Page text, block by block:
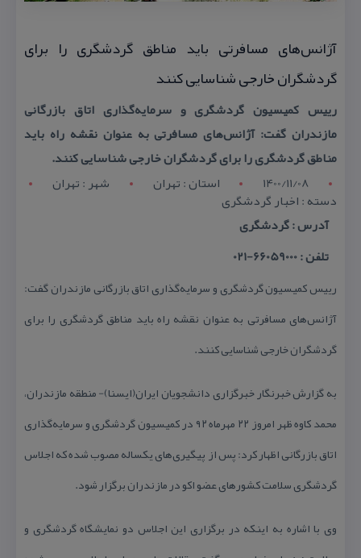
آژانس‌های مسافرتی باید مناطق گردشگری را برای
گردشگران خارجی شناسایی كنند
رییس كمیسیون گردشگری و سرمایه‌گذاری اتاق بازرگانی
مازندران گفت: آژانس‌های مسافرتی به عنوان نقشه راه باید
مناطق گردشگری را برای گردشگران خارجی شناسایی كنند.
1400/11/08
استان : تهران شهر : تهران
دسته : اخبار گردشگری
آدرس : گردشگری
تلفن : 66059000-021
رییس كمیسیون گردشگری و سرمایه‌گذاری اتاق بازرگانی مازندران گفت:
آژانس‌های مسافرتی به عنوان نقشه راه باید مناطق گردشگری را برای
گردشگران خارجی شناسایی كنند.
به گزارش خبرنگار خبرگزاری دانشجویان ایران(ایسنا)- منطقه مازندران،
محمد كاوه ظهر امروز ۲۲ مهرماه ۹۲ در كمیسیون گردشگری و سرمایه‌گذاری
اتاق بازرگانی اظهار كرد: پس از پیگیری‌های یكساله مصوب شده كه اجلاس
گردشگری سلامت كشورهای عضو اكو در مازندران برگزار شود.
وی با اشاره به اینكه در برگزاری این اجلاس دو نمایشگاه گردشگری و